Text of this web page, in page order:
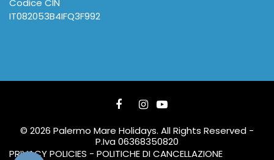
Codice CIN
IT082053B4IFQ3F992
© 2026 Palermo Mare Holidays. All Rights Reserved -
P.Iva 06368350820
PRIVACY POLICIES - POLITICHE DI CANCELLAZIONE